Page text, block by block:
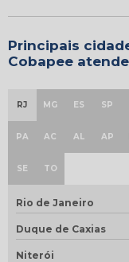
Principais
Cobapee
RJ MG ES SP
PA AC AL AP
SE TO
Rio de Janeiro
Duque de Caxias
Niterói